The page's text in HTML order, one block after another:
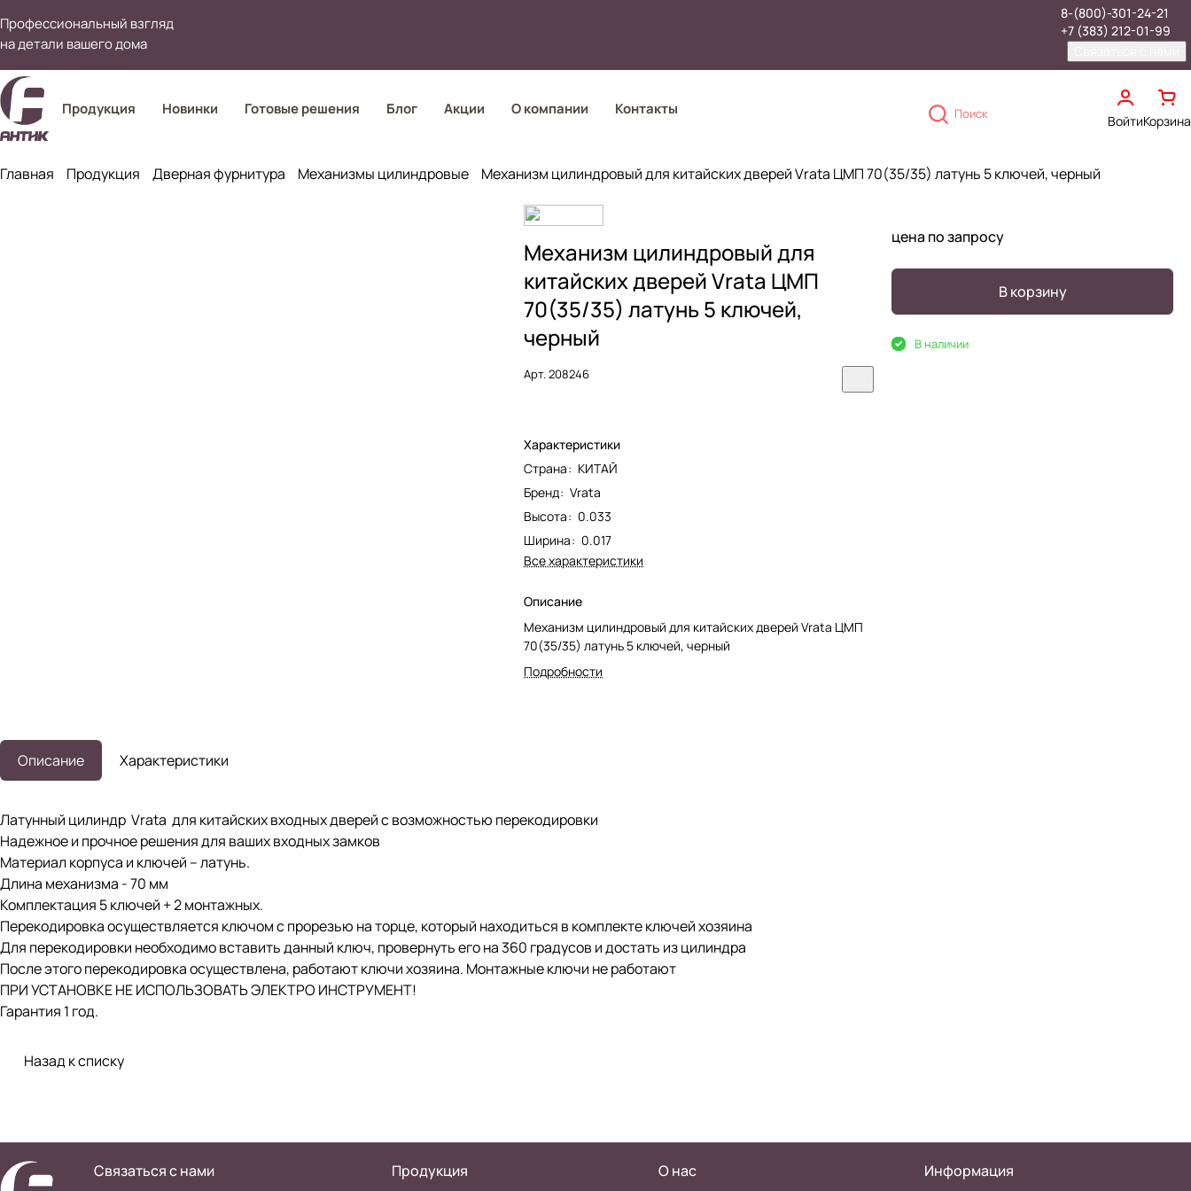
Профессиональный взгляд
на детали вашего дома
8-(800)-301-24-21
+7 (383) 212-01-99
Продукция Новинки Готовые решения Блог Акции О компании Контакты Поиск ВойтиКорзина
Главная Продукция Дверная фурнитура Механизмы цилиндровые Механизм цилиндровый для китайских дверей Vrata ЦМП 70(35/35) латунь 5 ключей, черный
Механизм цилиндровый для
китайских дверей Vrata ЦМП
70(35/35) латунь 5 ключей,
черный
Арт.208246
Характеристики
Страна: КИТАЙ
Бренд: Vrata
Высота: 0.033
Ширина: 0.017
Все характеристики
Описание
Механизм цилиндровый для китайских дверей Vrata ЦМП
70(35/35) латунь 5 ключей, черный
Подробности
цена по запросу
В корзину
В наличии
Описание Характеристики
Латунный цилиндр Vrata для китайских входных дверей с возможностью перекодировки
Надежное и прочное решения для ваших входных замков
Материал корпуса и ключей – латунь.
Длина механизма - 70 мм
Комплектация 5 ключей + 2 монтажных.
Перекодировка осуществляется ключом с прорезью на торце, который находиться в комплекте ключей хозяина
Для перекодировки необходимо вставить данный ключ, провернуть его на 360 градусов и достать из цилиндра
После этого перекодировка осуществлена, работают ключи хозяина. Монтажные ключи не работают
ПРИ УСТАНОВКЕ НЕ ИСПОЛЬЗОВАТЬ ЭЛЕКТРО ИНСТРУМЕНТ!
Гарантия 1 год.
Назад к списку
Связаться с нами Продукция О нас Информация